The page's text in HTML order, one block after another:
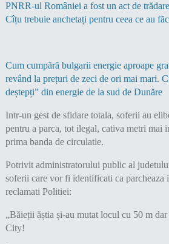
PNRR-ul României a fost un act de
Cîțu trebuie anchetați pentru ceea ce au
Cum cumpără bulgarii energie aproape
revând la prețuri de zeci de ori mai mari.
deștepți” din energie de la sud de Dunăre
Intr-un gest de sfidare totala, soferii au
pentru a parca, tot ilegal, cativa metri mai
prima banda de circulatie.
Potrivit administratorului public al
soferii care vor fi identificati ca
reclamati Politiei:
„Băieții ăștia și-au mutat locul cu 50 m
City!